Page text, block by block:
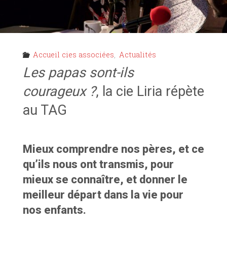
Accueil cies associées, Actualités
Les papas sont-ils
courageux ?, la cie Liria répète
au TAG
Mieux comprendre nos pères, et ce
qu’ils nous ont transmis, pour
mieux se connaître, et donner le
meilleur départ dans la vie pour
nos enfants.